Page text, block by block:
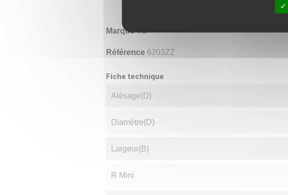
Marque VB
Référence 6203ZZ
Fiche technique
Alésage(d)
Diamètre(D)
Largeur(B)
R Mini